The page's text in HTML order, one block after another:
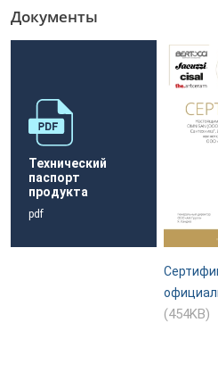
Документы
Технический
паспорт
продукта
pdf
(454KB)